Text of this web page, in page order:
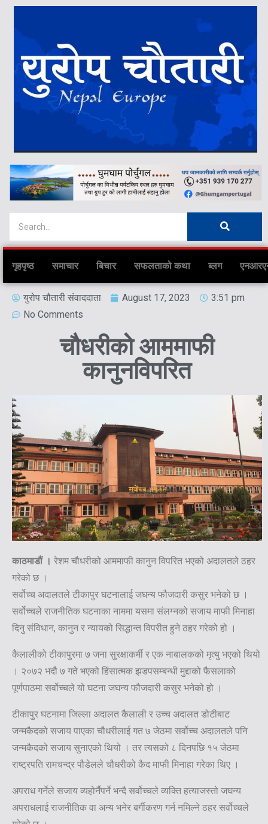
गृहपृष्ठ समाचार बिचार सफलताको कथा ब्लग
युरोप चौतारी संवाददाता August 17, 2023
3:51 pm
No Comments
चौधरीको आममाफी
कानुनविपरित
काठमाडौं । रेशम चौधरीको आममाफी कानुन विपरित भएको अदालतले ठहर
गरेको छ ।
सर्वोच्च अदालतले टीकापुर घटनालाई जघन्य फौजदारी कसुर भनेको छ ।
सर्वोच्चले राजनीतिक घटनाका नाममा यसमा संलग्नको सजाय माफी मिनाहा
दिनु संविधान, कानुन र न्यायको सिद्धान्त विपरीत हुने ठहर गरेको हो ।
कैलालीको टीकापुरमा ७ जना सुरक्षाकर्मी र एक नाबालकको मृत्यु भएको थियो
। २०७२ भदौ ७ गते भएको हिंसात्मक झडपसम्बन्धी मुद्दाको फैसलाको
पूर्णपाठमा सर्वोच्चले यो घटना जघन्य फौजदारी कसुर भनेको हो ।
टीकापुर घटनामा जिल्ला अदालत कैलाली र उच्च अदालत डोटीबाट
जन्मकैदको सजाय पाएका चौधरीलाई गत ७ जेठमा सर्वोच्च अदालतले पनि
जन्मकैदको सजाय सुनाएको थियो । तर त्यसको ८ दिनपछि १५ जेठमा
राष्ट्रपति रामचन्द्र पौडेलले चौधरीको कैद माफी मिनाहा गरेका थिए ।
अपराध गर्नेले सजाय व्यहोर्नैपर्ने भन्दै सर्वोच्चले व्यक्ति हत्याजस्तो जघन्य
अपराधलाई राजनीतिक वा अन्य भनेर बर्गीकरण गर्न नमिल्ने ठहर सर्वोच्चले